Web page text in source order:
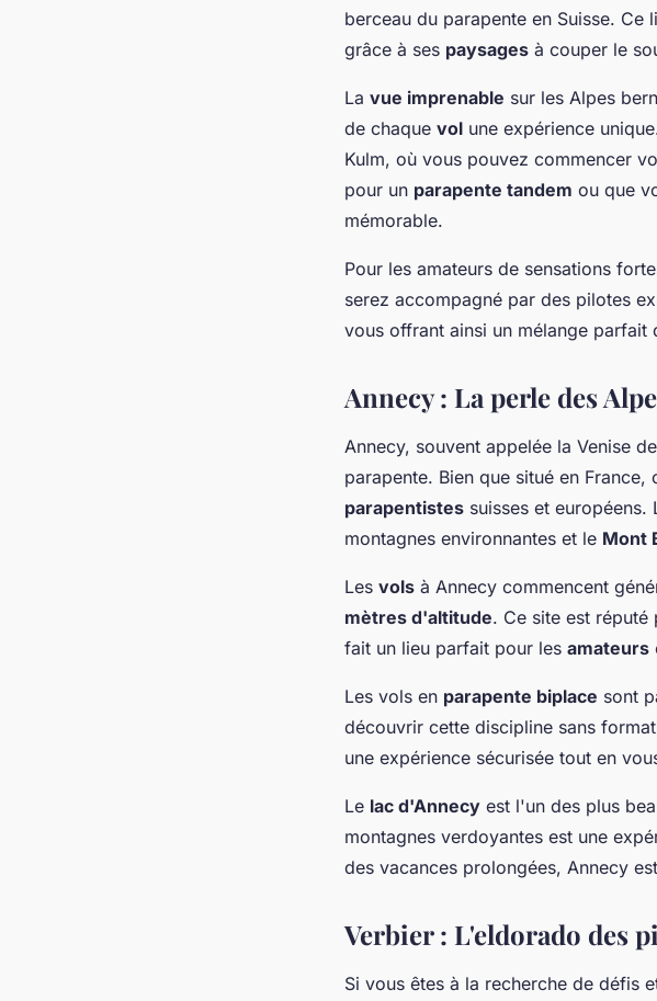
berceau du parapente en Suisse. Ce
grâce à ses paysages à couper le
La vue imprenable sur les Alpes
de chaque vol une expérience
Kulm, où vous pouvez commencer
pour un parapente tandem ou que
mémorable.
Pour les amateurs de sensations
serez accompagné par des pilotes
vous offrant ainsi un mélange parfait
Annecy : La perle des
Annecy, souvent appelée la Venise
parapente. Bien que situé en
parapentistes suisses et
montagnes environnantes et le Mont
Les vols à Annecy commencent
mètres d'altitude. Ce site est
fait un lieu parfait pour les amateurs
Les vols en parapente biplace sont
découvrir cette discipline sans
une expérience sécurisée tout en
Le lac d'Annecy est l'un des plus
montagnes verdoyantes est une
des vacances prolongées, Annecy
Verbier : L'eldorado des
Si vous êtes à la recherche de défis